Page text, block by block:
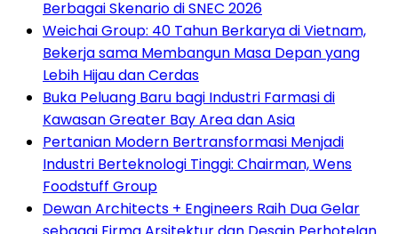
Berbagai Skenario di SNEC 2026
Weichai Group: 40 Tahun Berkarya di Vietnam,
Bekerja sama Membangun Masa Depan yang
Lebih Hijau dan Cerdas
Buka Peluang Baru bagi Industri Farmasi di
Kawasan Greater Bay Area dan Asia
Pertanian Modern Bertransformasi Menjadi
Industri Berteknologi Tinggi: Chairman, Wens
Foodstuff Group
Dewan Architects + Engineers Raih Dua Gelar